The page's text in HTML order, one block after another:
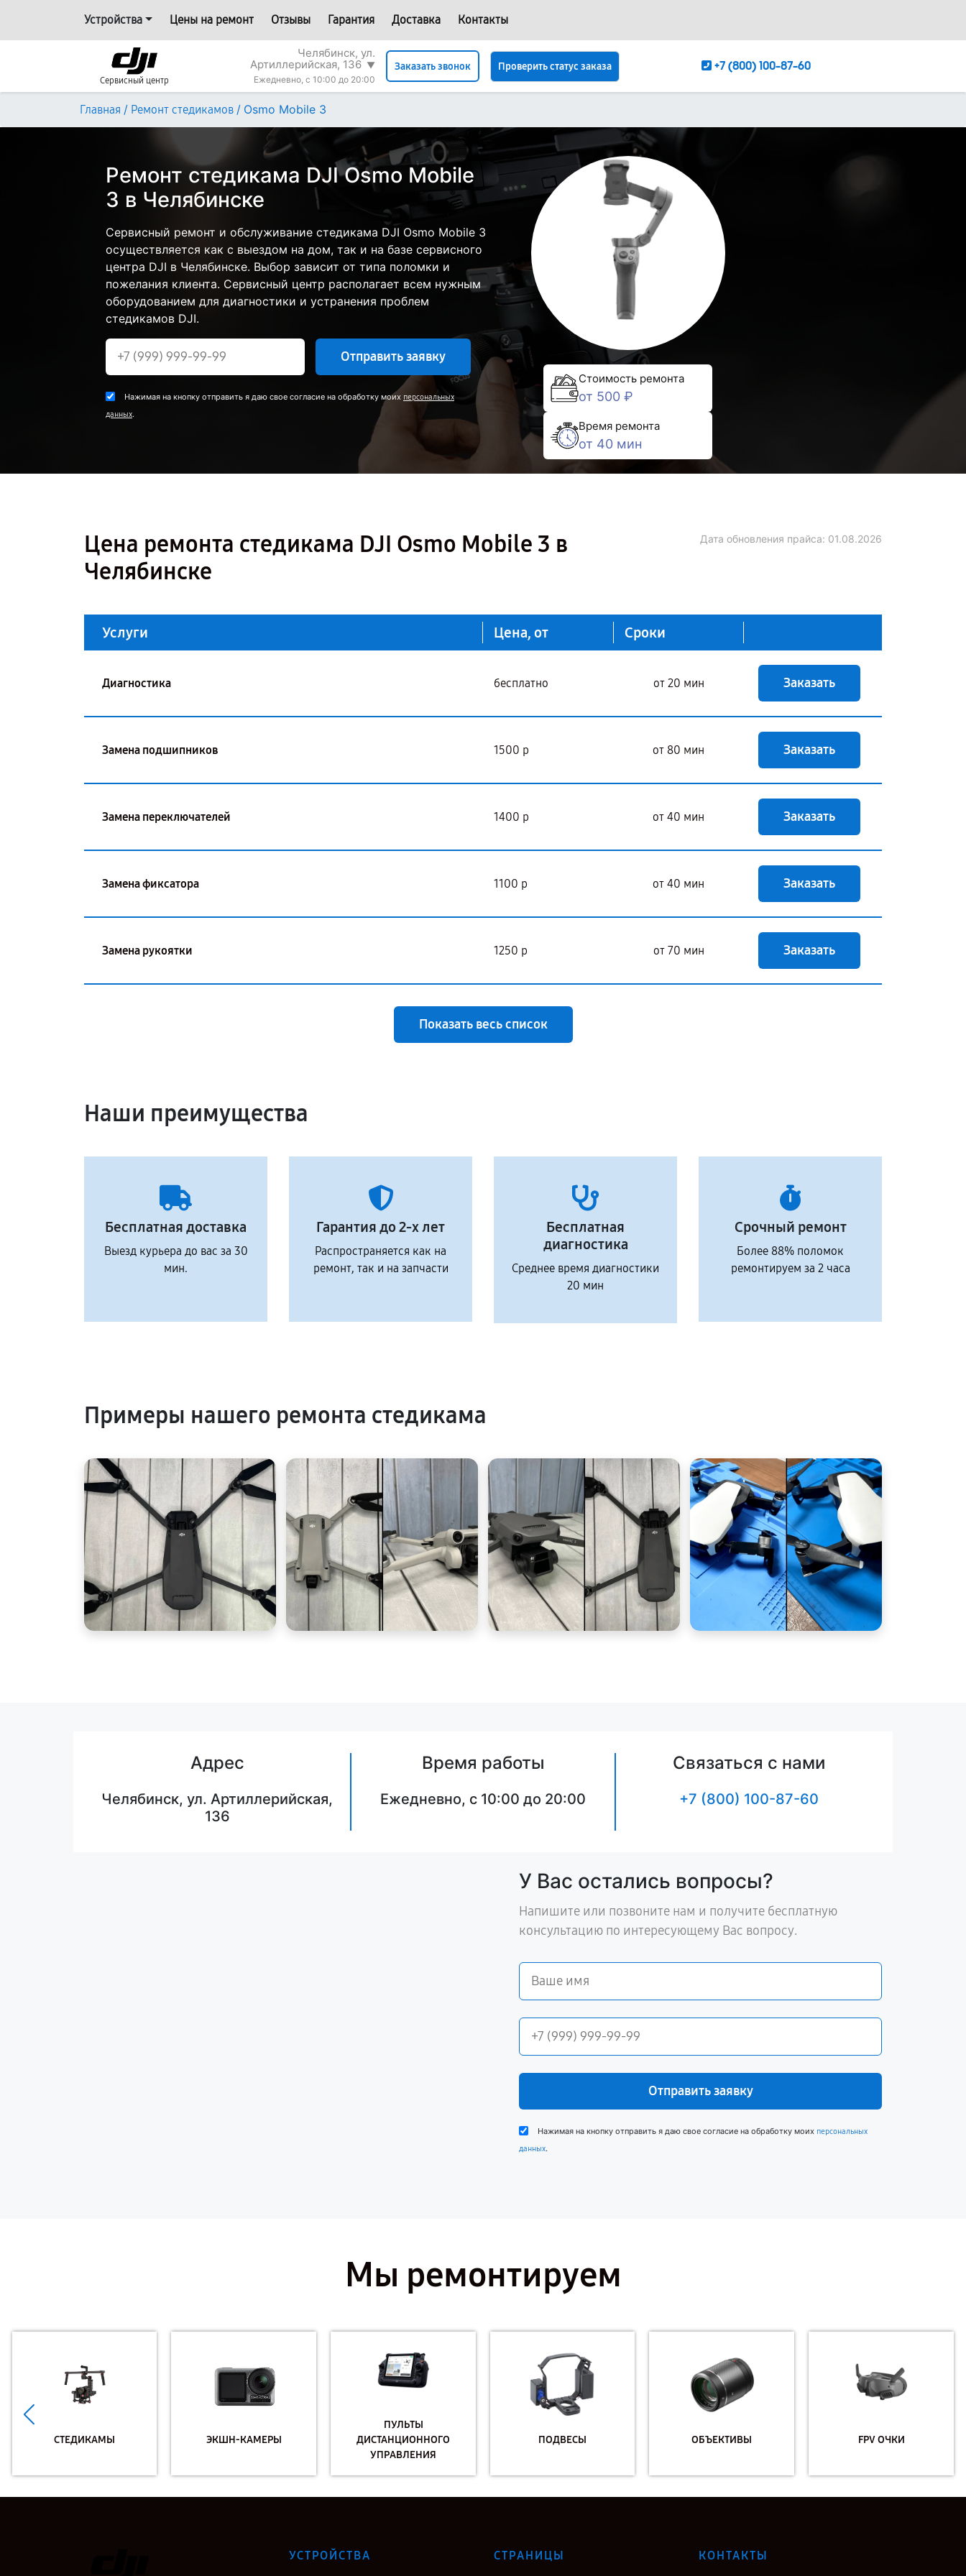
Устройства Цены на ремонт Отзывы Гарантия Доставка Контакты
Сервисный центр
Челябинск, ул.
Артиллерийская, 136 ▼
Ежедневно, с 10:00 до 20:00
Заказать звонок Проверить статус заказа +7 (800) 100-87-60
Главная / Ремонт стедикамов / Osmo Mobile 3
Ремонт стедикама DJI Osmo Mobile
3 в Челябинске
Сервисный ремонт и обслуживание стедикама DJI Osmo Mobile 3
осуществляется как с выездом на дом, так и на базе сервисного
центра DJI в Челябинске. Выбор зависит от типа поломки и
пожелания клиента. Сервисный центр располагает всем нужным
оборудованием для диагностики и устранения проблем
стедикамов DJI.
Отправить заявку
Нажимая на кнопку отправить я даю свое согласие на обработку моих персональных
данных.
Стоимость ремонта
от 500 ₽
Время ремонта
от 40 мин
Цена ремонта стедикама DJI Osmo Mobile 3 в
Челябинске
Дата обновления прайса: 01.08.2026
Услуги Цена, от Сроки
Диагностика бесплатно от 20 мин Заказать
Замена подшипников 1500 р от 80 мин Заказать
Замена переключателей 1400 р от 40 мин Заказать
Замена фиксатора 1100 р от 40 мин Заказать
Замена рукоятки 1250 р от 70 мин Заказать
Показать весь список
Наши преимущества
Бесплатная доставка
Выезд курьера до вас за 30
мин.
Гарантия до 2-х лет
Распространяется как на
ремонт, так и на запчасти
Бесплатная
диагностика
Среднее время диагностики
20 мин
Срочный ремонт
Более 88% поломок
ремонтируем за 2 часа
Примеры нашего ремонта стедикама
Адрес
Челябинск, ул. Артиллерийская,
136
Время работы
Ежедневно, с 10:00 до 20:00
Связаться с нами
+7 (800) 100-87-60
У Вас остались вопросы?
Напишите или позвоните нам и получите бесплатную
консультацию по интересующему Вас вопросу.
Отправить заявку
Нажимая на кнопку отправить я даю свое согласие на обработку моих персональных
данных.
Мы ремонтируем
СТЕДИКАМЫ ЭКШН-КАМЕРЫ
ПУЛЬТЫ
ДИСТАНЦИОННОГО
УПРАВЛЕНИЯ
ПОДВЕСЫ ОБЪЕКТИВЫ FPV ОЧКИ
УСТРОЙСТВА СТРАНИЦЫ КОНТАКТЫ